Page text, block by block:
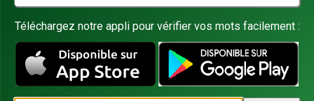
Téléchargez notre appli pour vérifier vos mots facilement :